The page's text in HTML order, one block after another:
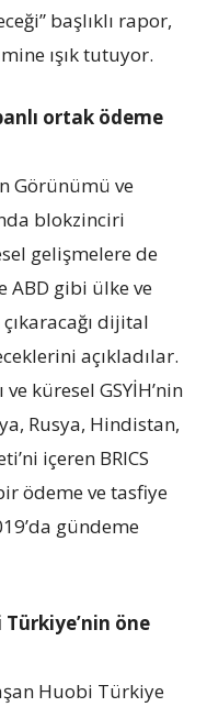
başlıklı rapor,
ışık tutuyor.
ortak ödeme
Görünümü ve
blokzinciri
gelişmelere de
ABD gibi ülke ve
dijital
açıkladılar.
küresel GSYİH’nin
Rusya, Hindistan,
içeren BRICS
ödeme ve tasfiye
gündeme
öne
Huobi Türkiye